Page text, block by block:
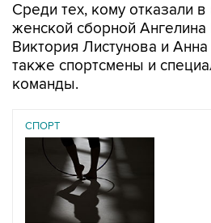
Среди тех, кому отказали
женской сборной
Виктория Листунова и
также спортсмены и
команды.
СПОРТ